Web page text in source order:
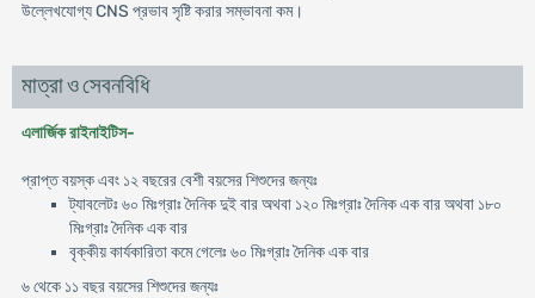
উল্লেখযোগ্য CNS প্রভাব সৃষ্টি করার সম্ভাবনা কম।
মাত্রা ও সেবনবিধি
এলার্জিক রাইনাইটিস-
প্রাপ্ত বয়স্ক এবং ১২ বছরের বেশী বয়সের শিশুদের জন্যঃ
ট্যাবলেটঃ ৬০ মিঃগ্রাঃ দৈনিক দুই বার অথবা ১২০ মিঃগ্রাঃ দৈনিক এক বার অথবা ১৮০
মিঃগ্রাঃ দৈনিক এক বার
বৃক্কীয় কার্যকারিতা কমে গেলেঃ ৬০ মিঃগ্রাঃ দৈনিক এক বার
৬ থেকে ১১ বছর বয়সের শিশুদের জন্যঃ